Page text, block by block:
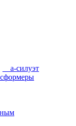
а-силуэт